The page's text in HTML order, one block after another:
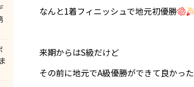
なんと1着フィニッシュで地元初優勝
来期からはS級だけど
その前に地元でA級優勝ができて良かった